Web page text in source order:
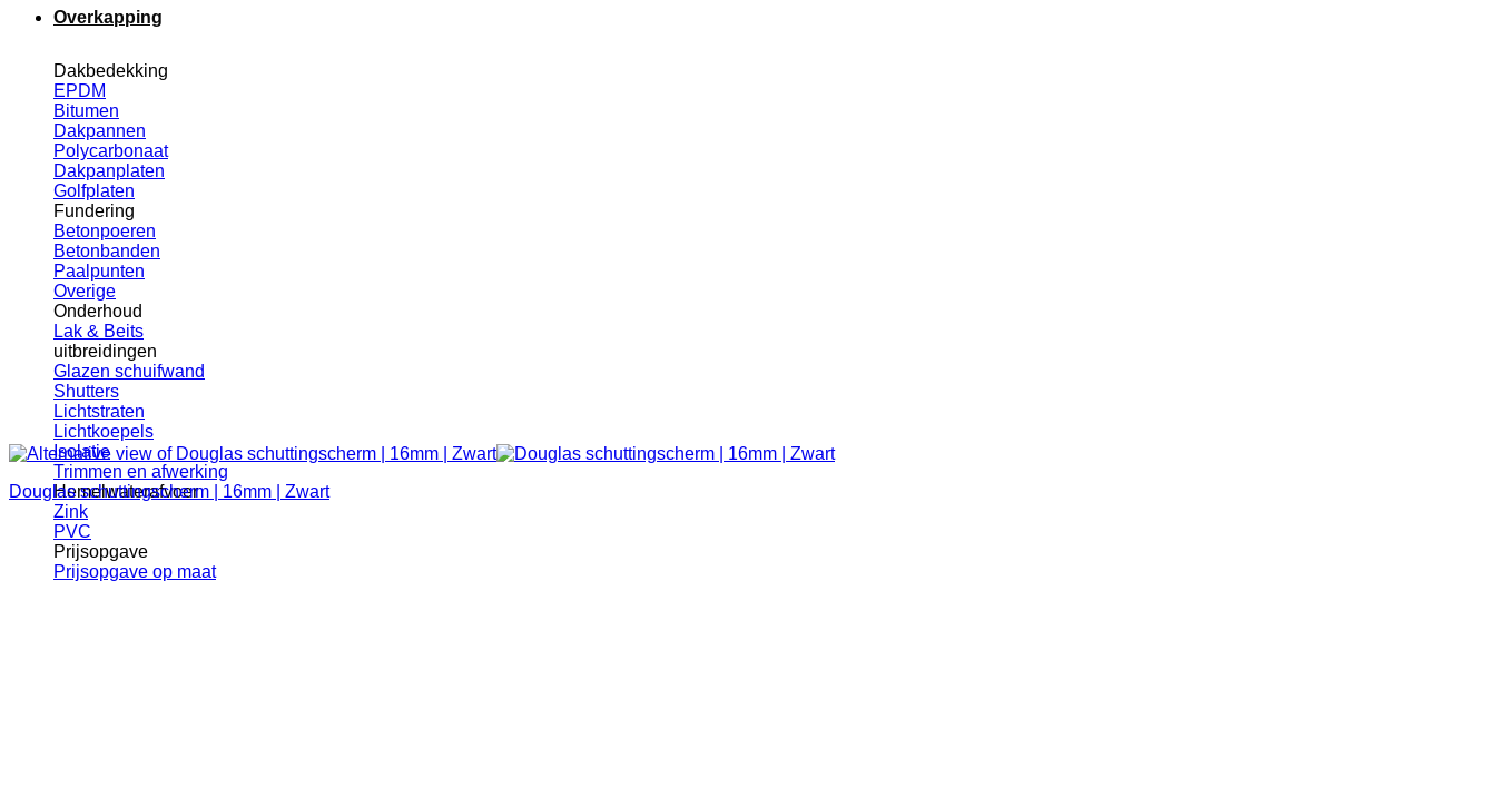
Overkapping
Dakbedekking
EPDM
Bitumen
Dakpannen
Polycarbonaat
Dakpanplaten
Golfplaten
Fundering
Betonpoeren
Betonbanden
Paalpunten
Overige
Onderhoud
Lak & Beits
uitbreidingen
Glazen schuifwand
Shutters
Lichtstraten
Lichtkoepels
Isolatie
Trimmen en afwerking
Hemelwaterafvoer
Zink
PVC
Prijsopgave
Prijsopgave op maat
Douglas schuttingscherm | 16mm | Zwart